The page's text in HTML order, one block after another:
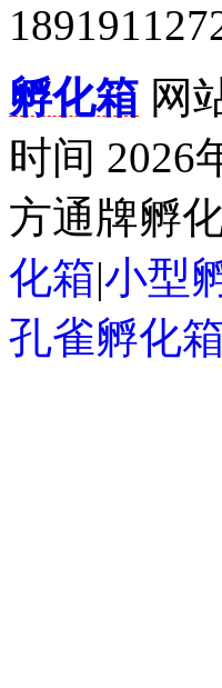
孵化箱 网
时间 2026
方通牌孵
化箱|小型
孔雀孵化箱